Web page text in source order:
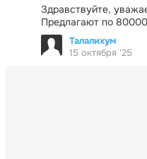
Здравствуйте,
Предлагают по
Талалихум
15 октября '25